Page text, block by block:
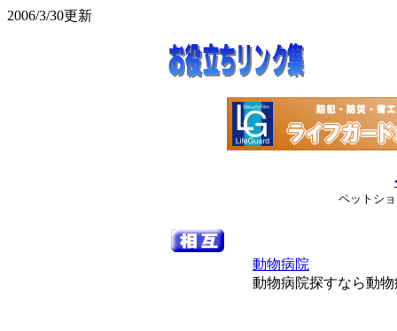
2006/3/30更新
ペットシ
動物病院
動物病院探すなら動